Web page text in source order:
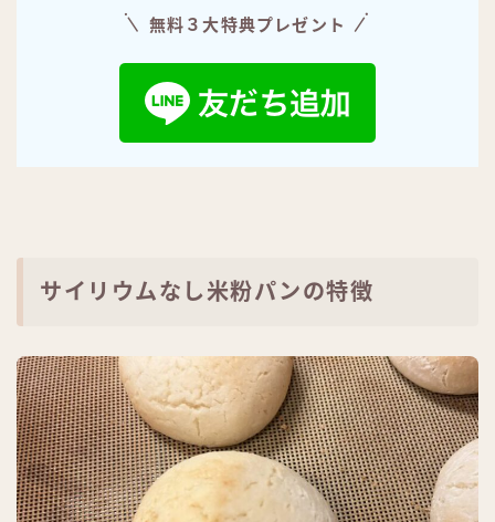
無料３大特典プレゼント
サイリウムなし米粉パンの特徴